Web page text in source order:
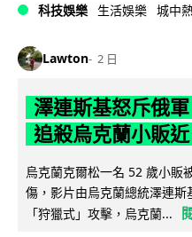
科技娛樂 生活娛樂 城中
Lawton 2 日
澤連斯基怒斥俄
追殺烏克蘭小販
烏克蘭克爾松一名 52 歲小販
傷，影片由烏克蘭總統澤連
「狩獵式」攻擊，烏克蘭...